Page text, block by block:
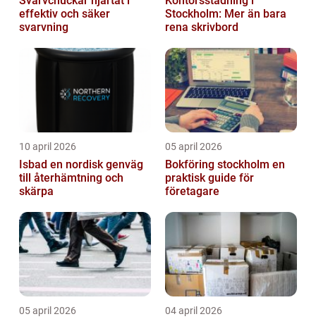
effektiv och säker
svarvning
Stockholm: Mer än bara
rena skrivbord
10 april 2026
Isbad en nordisk genväg
till återhämtning och
skärpa
05 april 2026
Bokföring stockholm en
praktisk guide för
företagare
05 april 2026 04 april 2026